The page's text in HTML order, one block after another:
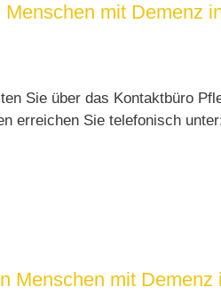
mit Demenz
Sie über das Kontaktbüro
erreichen Sie telefonisch
Menschen mit Demenz